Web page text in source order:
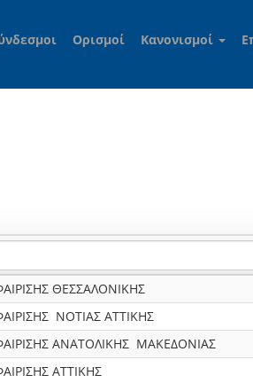
Ορισμοί Κανονισμοί
ΘΕΣΣΑΛΟΝΙΚΗΣ
ΝΟΤΙΑΣ ΑΤΤΙΚΗΣ
ΑΝΑΤΟΛΙΚΗΣ ΜΑΚΕΔΟΝΙΑΣ
ΑΤΤΙΚΗΣ